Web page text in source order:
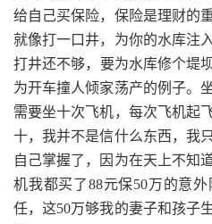
给自己买保险，保险是理财的
就像打一口井，为你的水库注
打井还不够，要为水库修个
为开车撞人倾家荡产的例子。
需要坐十次飞机，每次飞机起
十，我并不是信什么东西，我
自己掌握了，因为在天上不知
机我都买了88元保50万的意
任，这50万够我的妻子和孩子